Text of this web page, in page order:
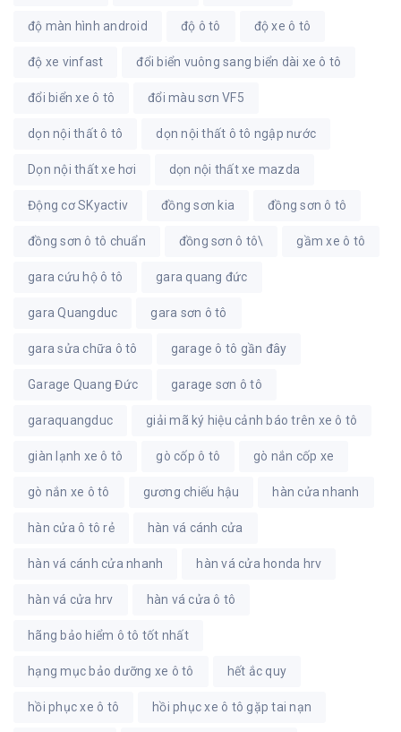
độ màn hình android độ ô tô độ xe ô tô
độ xe vinfast đổi biển vuông sang biển dài xe ô tô
đổi biển xe ô tô đổi màu sơn VF5
dọn nội thất ô tô dọn nội thất ô tô ngập nước
Dọn nội thất xe hơi dọn nội thất xe mazda
Động cơ SKyactiv đồng sơn kia đồng sơn ô tô
đồng sơn ô tô chuẩn đồng sơn ô tô\ gầm xe ô tô
gara cứu hộ ô tô gara quang đức
gara Quangduc gara sơn ô tô
gara sửa chữa ô tô garage ô tô gần đây
Garage Quang Đức garage sơn ô tô
garaquangduc giải mã ký hiệu cảnh báo trên xe ô tô
giàn lạnh xe ô tô gò cốp ô tô gò nắn cốp xe
gò nắn xe ô tô gương chiếu hậu hàn cửa nhanh
hàn cửa ô tô rẻ hàn vá cánh cửa
hàn vá cánh cửa nhanh hàn vá cửa honda hrv
hàn vá cửa hrv hàn vá cửa ô tô
hãng bảo hiểm ô tô tốt nhất
hạng mục bảo dưỡng xe ô tô hết ắc quy
hồi phục xe ô tô hồi phục xe ô tô gặp tai nạn